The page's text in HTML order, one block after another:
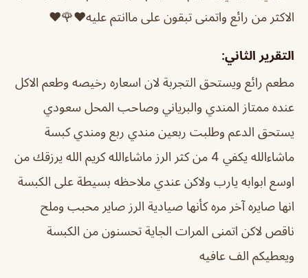
الاكثر من رائع واتمنى تبقون على ماانتم عليه♥️🌹♥️
التقرير الثاني:
مطعم رائع ويستحق التجربة لان اسعاره رخيصه وطعم الاكل
عنده ممتاز المندي والبرياني وصاحب المحل سعودي
يستحق الدعم وطلبت ربعين مندي ربع ومندي كبسة
ماشاءالله يكفي 4 من كثر الرز ماشاءالله كريم الله يرزقك من
اوسع ابوابه يارب ولاكن عندي ملاحظه بسيطة على الكبسة
انها صايره آخر مره كأنها صيادية الرز صاير محبب وملح
ناقص لاكن اتمنى المرات الجاية تحسنون من الكبسة
ويعطيكم الف عافيه